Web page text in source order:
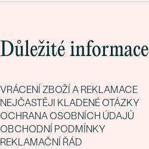
Důležité informace
VRÁCENÍ ZBOŽÍ A REKLAMACE
NEJČASTĚJI KLADENÉ OTÁZKY
OCHRANA OSOBNÍCH ÚDAJŮ
OBCHODNÍ PODMÍNKY
REKLAMAČNÍ ŘÁD